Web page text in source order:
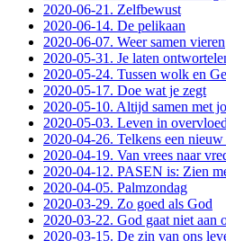
2020-06-21. Zelfbewust
2020-06-14. De pelikaan
2020-06-07. Weer samen vieren
2020-05-31. Je laten
2020-05-24. Tussen wolk en
2020-05-17. Doe wat je zegt
2020-05-10. Altijd samen met
2020-05-03. Leven in overvloed
2020-04-26. Telkens een nieuw
2020-04-19. Van vrees naar
2020-04-12. PASEN is: Zien
2020-04-05. Palmzondag
2020-03-29. Zo goed als God
2020-03-22. God gaat niet aan
2020-03-15. De zin van ons